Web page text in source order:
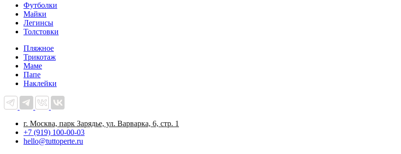
Футболки
Майки
Легинсы
Толстовки
Пляжное
Трикотаж
Маме
Папе
Наклейки
г. Москва, парк Зарядье, ул. Варварка, 6, стр. 1
+7 (919) 100-00-03
hello@tuttoperte.ru